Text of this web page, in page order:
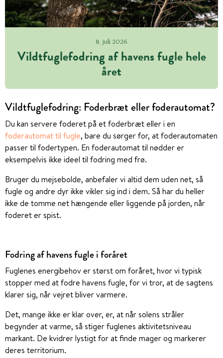
8. juli 2026
Vildtfuglefodring af havens fugle hele
året
Vildtfuglefodring: Foderbræt eller foderautomat?
Du kan servere foderet på et foderbræt eller i en
foderautomat til fugle, bare du sørger for, at foderautomaten
passer til fodertypen. En foderautomat til nødder er
eksempelvis ikke ideel til fodring med frø.
Bruger du mejsebolde, anbefaler vi altid dem uden net, så
fugle og andre dyr ikke vikler sig ind i dem. Så har du heller
ikke de tomme net hængende eller liggende på jorden, når
foderet er spist.
Fodring af havens fugle i foråret
Fuglenes energibehov er størst om foråret, hvor vi typisk
stopper med at fodre havens fugle, for vi tror, at de sagtens
klarer sig, når vejret bliver varmere.
Det, mange ikke er klar over, er, at når solens stråler
begynder at varme, så stiger fuglenes aktivitetsniveau
markant. De kvidrer lystigt for at finde mager og markerer
deres territorium.